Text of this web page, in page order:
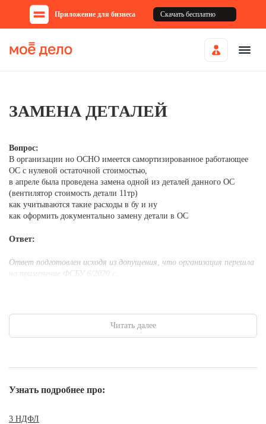
Приложение для бизнеса Скачать бесплатно
ЗАМЕНА ДЕТАЛЕЙ
Вопрос:
В организации но ОСНО имеется самортизированное работающее
ОС с нулевой остаточной стоимостью,
в апреле была проведена замена одной из деталей данного ОС
(вентилятор стоимость детали 11тр)
как учитываются такие расходы в бу и ну
как оформить документально замену детали в ОС
Ответ:
Ответ подготовлен исходя из допущения, что организация перешла
на применение ФСБУ 6/2020 с...
Читать далее
Узнать подробнее про:
3 НДФЛ